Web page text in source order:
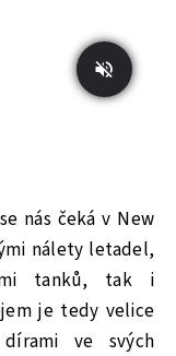
nás čeká v New
nálety letadel,
tanků, tak i
je tedy velice
ve svých